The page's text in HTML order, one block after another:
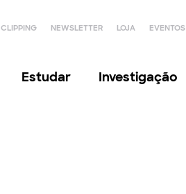
CLIPPING NEWSLETTER LOJA EVENTOS
Estudar Investigação